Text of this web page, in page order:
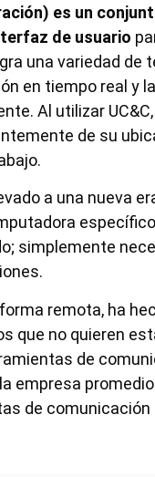
es un
de usuario
una variedad de
en tiempo real y
Al utilizar
de su
a una nueva
simplemente
remota, ha
que no quieren
de
de